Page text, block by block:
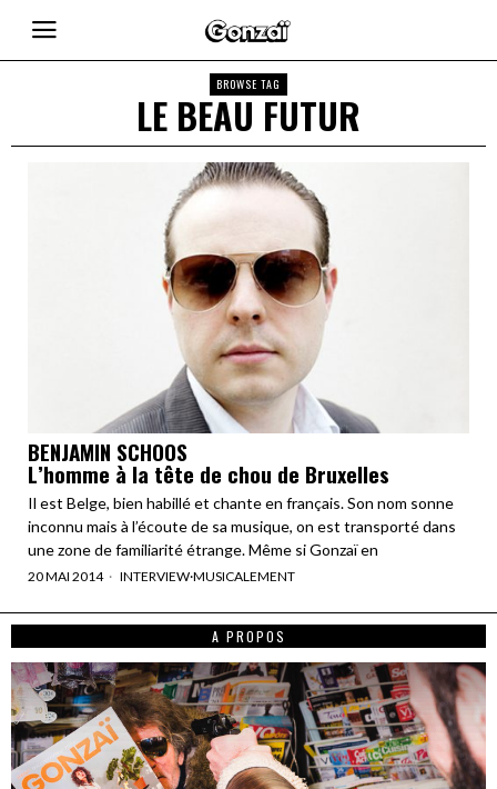
BROWSE TAG
LE BEAU FUTUR
BENJAMIN SCHOOS
L’homme à la tête de chou de Bruxelles
Il est Belge, bien habillé et chante en français. Son nom sonne
inconnu mais à l’écoute de sa musique, on est transporté dans
une zone de familiarité étrange. Même si Gonzaï en
20 MAI 2014 INTERVIEW·MUSICALEMENT
A PROPOS